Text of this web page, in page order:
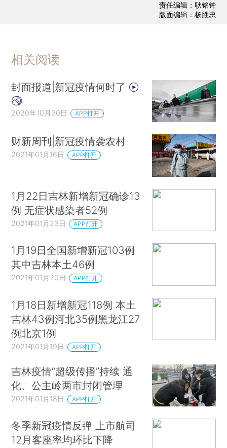
责任编辑：耿铭钟
版面编辑：杨胜忠
相关阅读
封面报道|新冠疫情何时了
2020年10月30日 APP打开
财新周刊|新冠疫情袭农村
2021年01月16日 APP打开
1月22日吉林新增新冠确诊13
例 无症状感染者52例
2021年01月23日 APP打开
1月19日全国新增新冠103例
其中吉林本土46例
2021年01月20日 APP打开
1月18日新增新冠118例 本土
吉林43例河北35例黑龙江27
例北京1例
2021年01月19日 APP打开
吉林疫情“超级传播”持续 通
化、公主岭两市封闭管理
2021年01月18日 APP打开
冬季新冠疫情反弹 上市航司
12月客座率均环比下降